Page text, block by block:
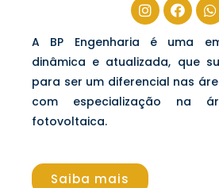
A BP Engenharia é uma
dinâmica e atualizada, que
para ser um diferencial nas
com especialização na
fotovoltaica.
Saiba mais